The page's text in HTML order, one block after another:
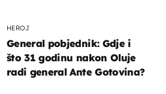
HEROJ
General pobjednik: Gdje i
što 31 godinu nakon Oluje
radi general Ante Gotovina?